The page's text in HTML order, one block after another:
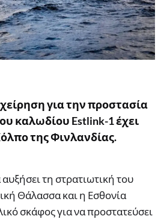
για την προστασία
καλωδίου Estlink-1 έχει
της Φινλανδίας.
τη στρατιωτική του
Θάλασσα και η Εσθονία
σκάφος για να προστατεύσει